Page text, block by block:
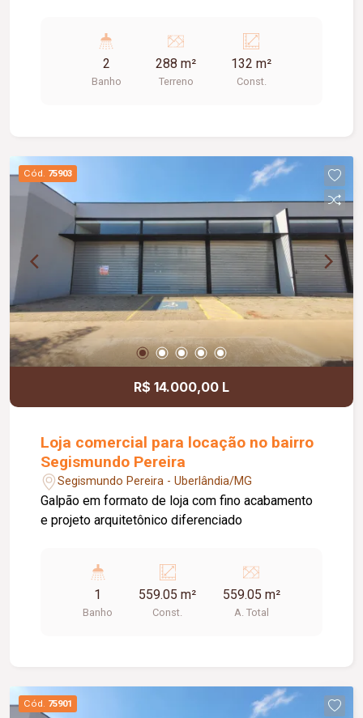
2
Banho
288 m²
Terreno
132 m²
Const.
Cód. 75903
R$ 14.000,00 L
Loja comercial para locação no bairro
Segismundo Pereira
Segismundo Pereira - Uberlândia/MG
Galpão em formato de loja com fino acabamento
e projeto arquitetônico diferenciado
1
Banho
559.05 m²
Const.
559.05 m²
A. Total
Cód. 75901